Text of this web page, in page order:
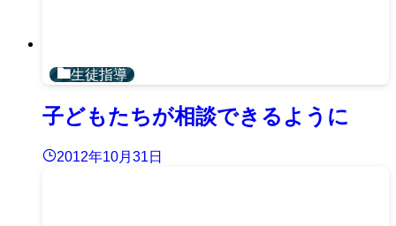
生徒指導
子どもたちが相談できるように
2012年10月31日